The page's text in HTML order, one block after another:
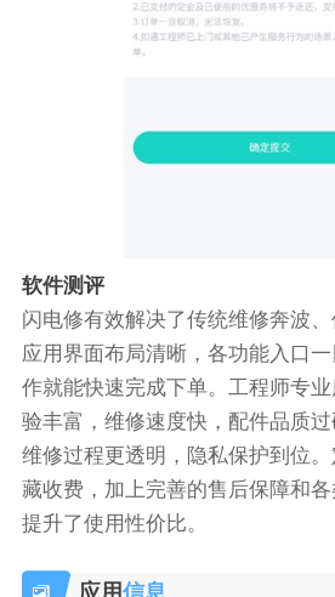
软件测评
闪电修有效解决了传统维修奔波、
应用界面布局清晰，各功能入口
作就能快速完成下单。工程师专
验丰富，维修速度快，配件品质
维修过程更透明，隐私保护到位
藏收费，加上完善的售后保障和
提升了使用性价比。